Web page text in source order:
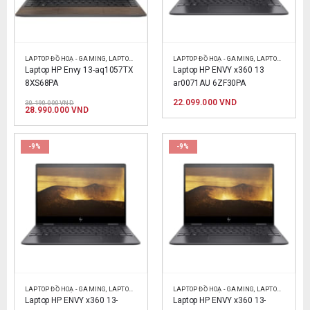
LAPTOP ĐỒ HOẠ - GAMING LAPTOP HP LAPTOP SINH VIÊN,LAPTOP VĂN PHÒNG
Laptop HP Envy 13-aq1057TX
8XS68PA
30.190.000VND
gốc
30.190.000 VND.
28.990.000VNDGiá
tại
là:
LAPTOP ĐỒ HOẠ - GAMING LAPTOP HP
Laptop HP ENVY x360 13
ar0071AU 6ZF30PA
22.099.000VND
-9%
LAPTOP ĐỒ HOẠ - GAMING LAPTOP HP LAPTOP SINH VIÊN,LAPTOP VĂN PHÒNG
Laptop HP ENVY x360 13-
-9%
LAPTOP ĐỒ HOẠ - GAMING LAPTOP HP
Laptop HP ENVY x360 13-